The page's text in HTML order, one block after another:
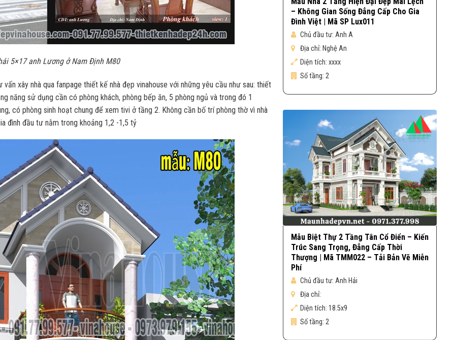
5×17 anh Lương ở Nam Định M80
xây nhà qua fanpage thiết kế nhà đẹp vinahouse với những yêu cầu như sau: thiết
năng sử dụng cần có phòng khách, phòng bếp ăn, 5 phòng ngủ và trong đó 1
có phòng sinh hoạt chung để xem tivi ở tầng 2. Không cần bố trí phòng thờ vì nhà
đình đầu tư nằm trong khoảng 1,2 -1,5 tỷ
– Không Gian Sống Đẳng Cấp Cho Gia
Đình Việt | Mã SP Lux011
Chủ đầu tư: Anh A
Địa chỉ: Nghệ An
Diện tích: xxxx
Số tầng: 2
Mẫu Biệt Thự 2 Tầng Tân Cổ Điển – Kiến
Trúc Sang Trọng, Đẳng Cấp Thời
Thượng | Mã TMM022 – Tải Bản Vẽ Miễn
Phí
Chủ đầu tư: Anh Hải
Địa chỉ:
Diện tích: 18.5x9
Số tầng: 2